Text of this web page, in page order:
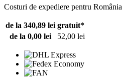
Costuri de expediere pentru România
de la 340,89 lei gratuit*
de la 0,00 lei
52,00 lei